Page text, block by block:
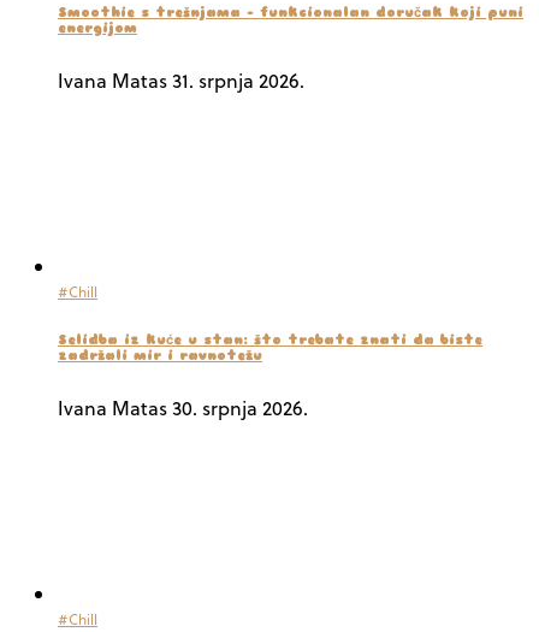
Smoothie s trešnjama – funkcionalan doručak koji puni
energijom
Ivana Matas31. srpnja 2026.
#Chill
Selidba iz kuće u stan: što trebate znati da biste
zadržali mir i ravnotežu
Ivana Matas30. srpnja 2026.
#Chill